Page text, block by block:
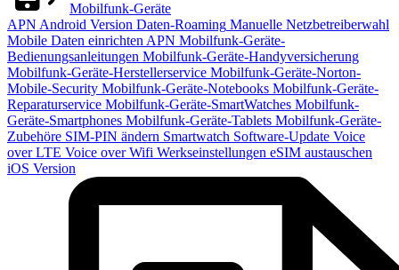
Mobilfunk-Geräte
APN Android Version Daten-Roaming Manuelle Netzbetreiberwahl
Mobile Daten einrichten APN Mobilfunk-Geräte-
Bedienungsanleitungen Mobilfunk-Geräte-Handyversicherung
Mobilfunk-Geräte-Herstellerservice Mobilfunk-Geräte-Norton-
Mobile-Security Mobilfunk-Geräte-Notebooks Mobilfunk-Geräte-
Reparaturservice Mobilfunk-Geräte-SmartWatches Mobilfunk-
Geräte-Smartphones Mobilfunk-Geräte-Tablets Mobilfunk-Geräte-
Zubehöre SIM-PIN ändern Smartwatch Software-Update Voice
over LTE Voice over Wifi Werkseinstellungen eSIM austauschen
iOS Version